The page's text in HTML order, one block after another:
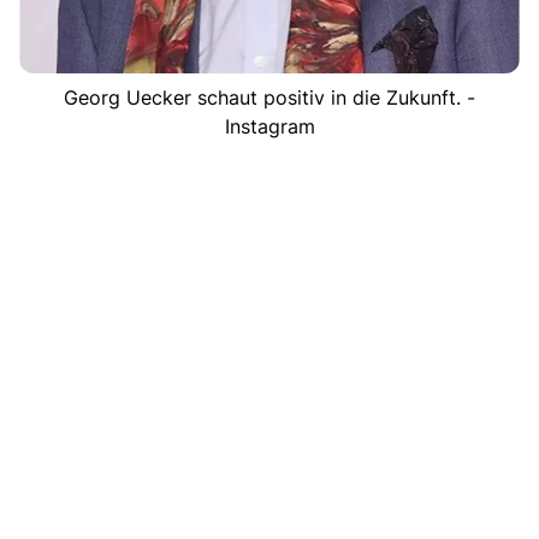
Georg Uecker schaut positiv in die Zukunft. -
Instagram